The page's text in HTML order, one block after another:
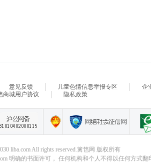
意见反馈 儿童色情信息举报专区
企
商城用户协议
隐私政策
liba.com All rights reserved.篱笆网 版权所有
明确的书面许可， 任何机构和个人不得以任何方式